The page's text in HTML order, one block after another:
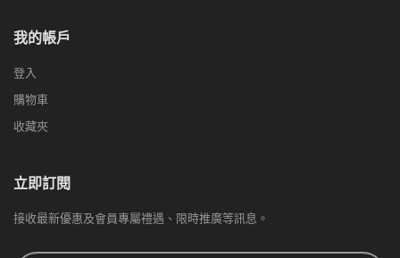
我的帳戶
登入
購物車
收藏夾
立即訂閱
接收最新優惠及會員專屬禮遇、限時推廣等訊息。